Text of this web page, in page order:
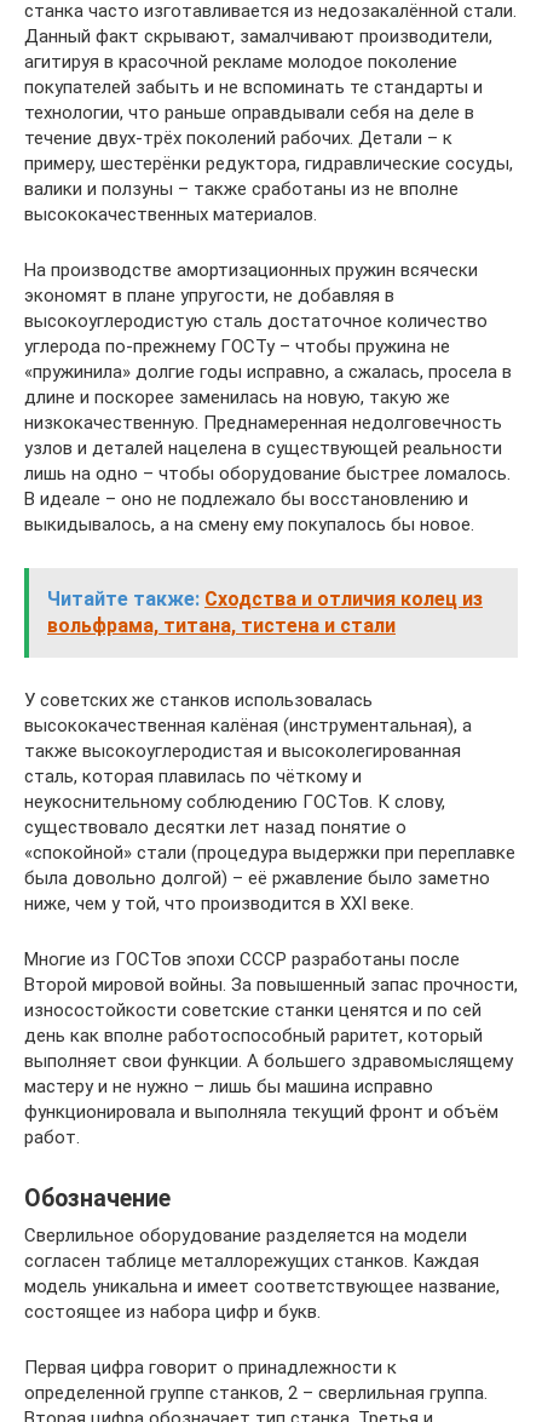
станка часто изготавливается из недозакалённой стали.
Данный факт скрывают, замалчивают производители,
агитируя в красочной рекламе молодое поколение
покупателей забыть и не вспоминать те стандарты и
технологии, что раньше оправдывали себя на деле в
течение двух-трёх поколений рабочих. Детали – к
примеру, шестерёнки редуктора, гидравлические сосуды,
валики и ползуны – также сработаны из не вполне
высококачественных материалов.
На производстве амортизационных пружин всячески
экономят в плане упругости, не добавляя в
высокоуглеродистую сталь достаточное количество
углерода по-прежнему ГОСТу – чтобы пружина не
«пружинила» долгие годы исправно, а сжалась, просела в
длине и поскорее заменилась на новую, такую же
низкокачественную. Преднамеренная недолговечность
узлов и деталей нацелена в существующей реальности
лишь на одно – чтобы оборудование быстрее ломалось.
В идеале – оно не подлежало бы восстановлению и
выкидывалось, а на смену ему покупалось бы новое.
Читайте также: Сходства и отличия колец из
вольфрама, титана, тистена и стали
У советских же станков использовалась
высококачественная калёная (инструментальная), а
также высокоуглеродистая и высоколегированная
сталь, которая плавилась по чёткому и
неукоснительному соблюдению ГОСТов. К слову,
существовало десятки лет назад понятие о
«спокойной» стали (процедура выдержки при переплавке
была довольно долгой) – её ржавление было заметно
ниже, чем у той, что производится в XXI веке.
Многие из ГОСТов эпохи СССР разработаны после
Второй мировой войны. За повышенный запас прочности,
износостойкости советские станки ценятся и по сей
день как вполне работоспособный раритет, который
выполняет свои функции. А большего здравомыслящему
мастеру и не нужно – лишь бы машина исправно
функционировала и выполняла текущий фронт и объём
работ.
Обозначение
Сверлильное оборудование разделяется на модели
согласен таблице металлорежущих станков. Каждая
модель уникальна и имеет соответствующее название,
состоящее из набора цифр и букв.
Первая цифра говорит о принадлежности к
определенной группе станков, 2 – сверлильная группа.